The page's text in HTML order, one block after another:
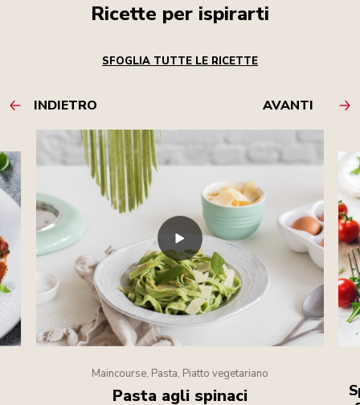
Ricette per ispirarti
SFOGLIA TUTTE LE RICETTE
INDIETRO AVANTI
Maincourse, Pasta, Piatto vegetariano
Pasta agli spinaci